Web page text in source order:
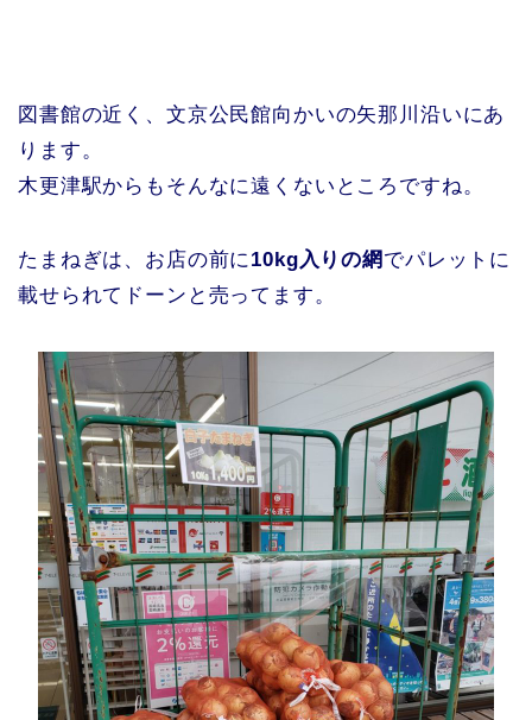
図書館の近く、文京公民館向かいの矢那川沿いにあ
ります。
木更津駅からもそんなに遠くないところですね。
たまねぎは、お店の前に10kg入りの網 でパレットに
載せられてドーンと売ってます。